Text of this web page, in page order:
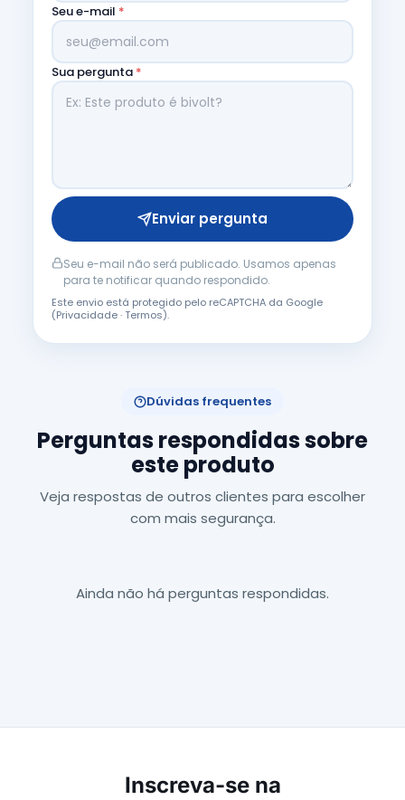
Seu e-mail *
Sua pergunta *
Enviar pergunta
Seu e-mail não será publicado. Usamos apenas
para te notificar quando respondido.
Este envio está protegido pelo reCAPTCHA da Google
(Privacidade·Termos).
Dúvidas frequentes
Perguntas respondidas sobre
este produto
Veja respostas de outros clientes para escolher
com mais segurança.
Ainda não há perguntas respondidas.
Inscreva-se na